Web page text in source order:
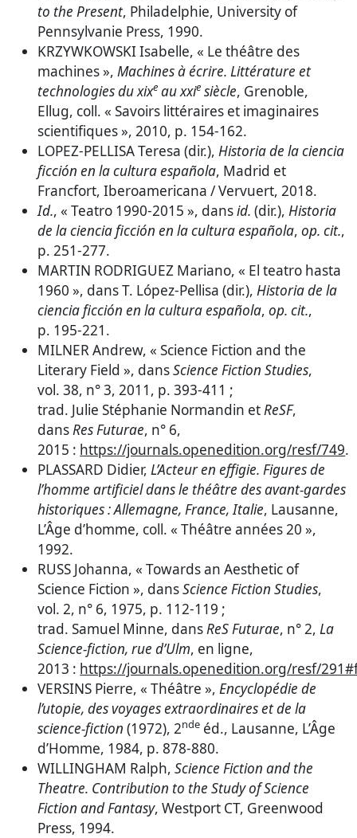
to the Present, Philadelphie, University of
Pennsylvanie Press, 1990.
KRZYWKOWSKI Isabelle, « Le théâtre des
machines »,Machines à écrire.Littérature et
technologies du xixe au xxie siècle, Grenoble,
Ellug, coll. « Savoirs littéraires et imaginaires
scientifiques », 2010, p. 154-162.
LOPEZ-PELLISA Teresa (dir.),Historia de la ciencia
ficción en la cultura española, Madrid et
Francfort, Iberoamericana / Vervuert, 2018.
Id., « Teatro 1990-2015 », dansid. (dir.),Historia
de la ciencia ficción en la cultura española,op. cit.,
p. 251-277.
MARTIN RODRIGUEZ Mariano, « El teatro hasta
1960 », dans T. López-Pellisa (dir.),Historia de la
ciencia ficción en la cultura española,op. cit.,
p. 195-221.
MILNER Andrew, « Science Fiction and the
Literary Field », dansScience Fiction Studies,
vol. 38, n° 3, 2011, p. 393-411 ;
trad. Julie Stéphanie Normandin etReSF,
dansRes Futurae, n° 6,
2015 : https://journals.openedition.org/resf/749.
PLASSARD Didier,L’Acteur en effigie. Figures de
l’homme artificiel dans le théâtre des avant-gardes
historiques : Allemagne, France, Italie, Lausanne,
L’Âge d’homme, coll. « Théâtre années 20 »,
1992.
RUSS Johanna, « Towards an Aesthetic of
Science Fiction », dansScience Fiction Studies,
vol. 2, n° 6, 1975, p. 112-119 ;
trad. Samuel Minne, dansReS Futurae, n° 2,La
Science-fiction, rue d’Ulm, en ligne,
2013 : https://journals.openedition.org/resf/
VERSINS Pierre, « Théâtre »,Encyclopédie de
l’utopie, des voyages extraordinaires et de la
science-fiction (1972), 2nde éd., Lausanne, L’Âge
d’Homme, 1984, p. 878-880.
WILLINGHAM Ralph,Science Fiction and the
Theatre. Contribution to the Study of Science
Fiction and Fantasy, Westport CT, Greenwood
Press, 1994.